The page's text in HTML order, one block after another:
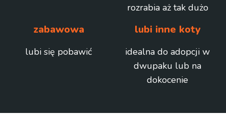
rozrabia aż tak dużo
zabawowa
lubi się pobawić
lubi inne koty
idealna do adopcji w
dwupaku lub na
dokocenie